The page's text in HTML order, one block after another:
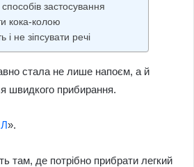
застосування
кока-колою
і не зіпсувати речі
стала не лише напоєм, а й
швидкого прибирання.
».
там, де потрібно прибрати легкий